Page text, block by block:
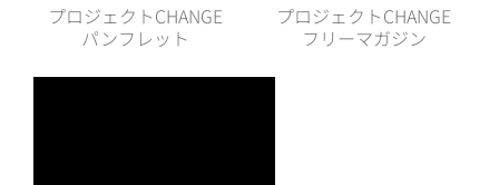
プロジェクトCHANGE
パンフレット
プロジェクトCHANGE
フリーマガジン